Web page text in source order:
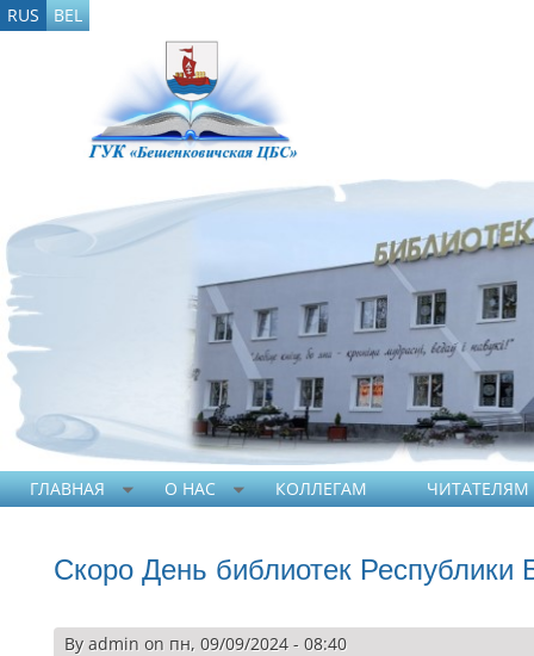
RUS BEL
ГЛАВНАЯ О НАС КОЛЛЕГАМ ЧИТАТЕЛЯМ
Скоро День библиотек Республики
Byadmin on пн, 09/09/2024 - 08:40